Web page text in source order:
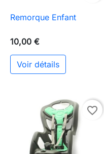
Remorque Enfant
10,00 €
Voir détails
favorite_border